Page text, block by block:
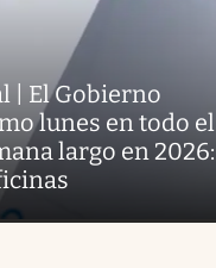
| El Gobierno
lunes en todo el
largo en 2026: